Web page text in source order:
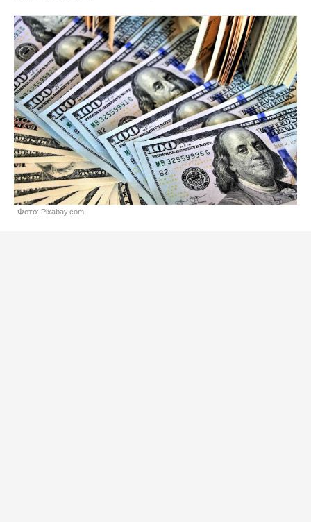
Фото: Pixabay.com